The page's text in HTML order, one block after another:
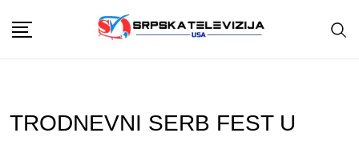
TRODNEVNI SERB FEST U